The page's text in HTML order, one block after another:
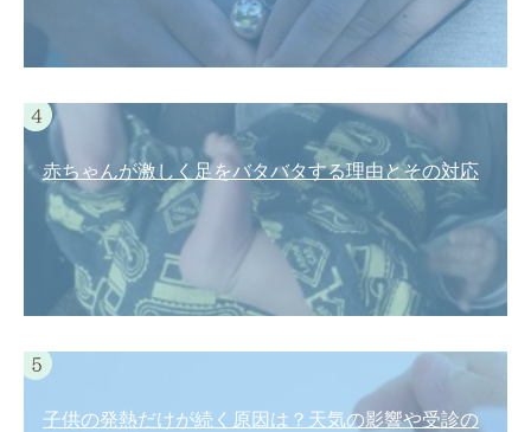
赤ちゃんが激しく足をバタバタする理由とその対応
子供の発熱だけが続く原因は？天気の影響や受診の